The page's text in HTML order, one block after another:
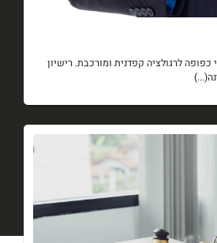
לרגולציה קפדנית ומורכבת. רישיון